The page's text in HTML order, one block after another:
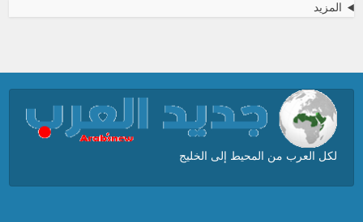
المزيد
لكل العرب من المحيط إلى الخليج